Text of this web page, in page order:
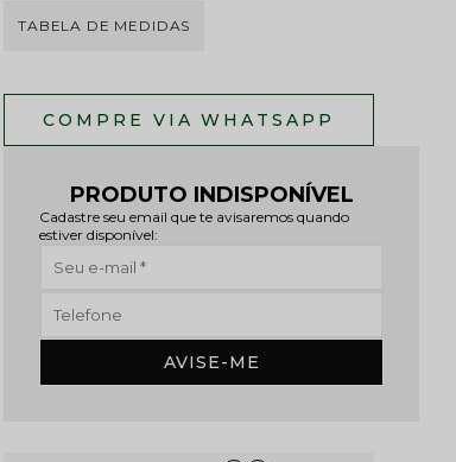
TABELA DE MEDIDAS
PRODUTO INDISPONÍVEL
Cadastre seu email que te avisaremos quando
estiver disponível:
AVISE-ME